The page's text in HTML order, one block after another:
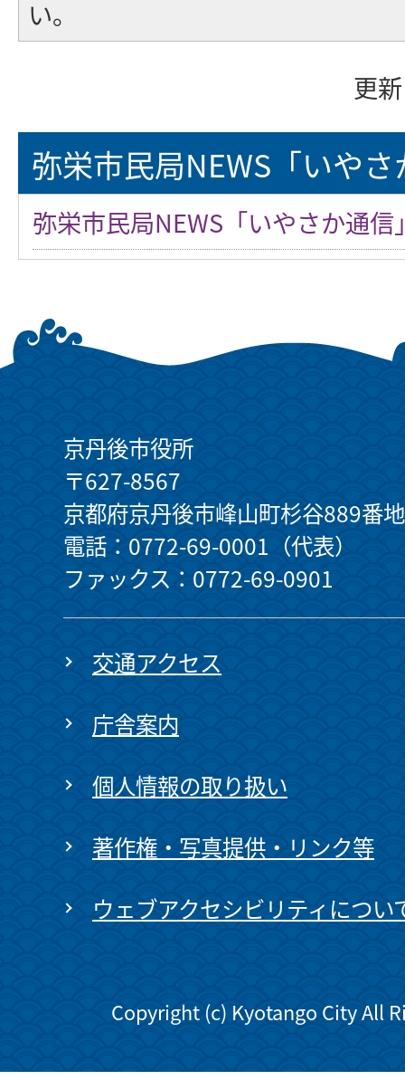
い。
更
弥栄市民局NEWS「いや
弥栄市民局NEWS「いやさか通信
京丹後市役所
〒627-8567
京都府京丹後市峰山町杉谷889番地
電話：0772-69-0001（代表）
ファックス：0772-69-0901
交通アクセス
庁舎案内
個人情報の取り扱い
著作権・写真提供・リンク等
ウェブアクセシビリティについ
Copyright (c) Kyotango City All